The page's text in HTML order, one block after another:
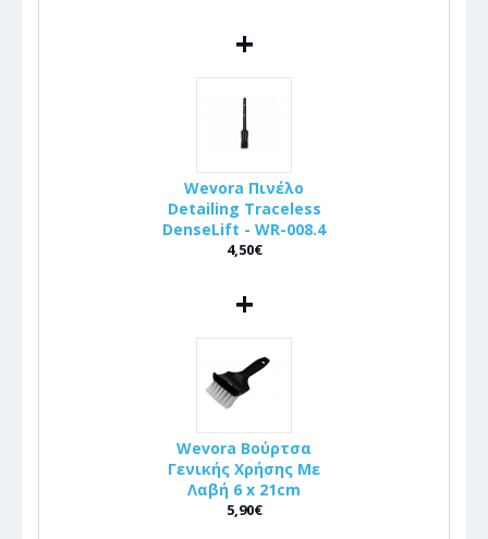
+
Wevora Πινέλo
Detailing Traceless
DenseLift - WR-008.4
4,50€
+
Wevora Βούρτσα
Γενικής Χρήσης Με
Λαβή 6 x 21cm
5,90€